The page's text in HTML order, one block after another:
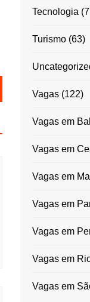
Tecnologia
Turismo(63)
Vagas(122)
Vagas em
Vagas em
Vagas em
Vagas em
Vagas em
Vagas em
Vagas em